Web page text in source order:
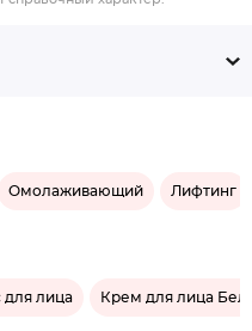
Омолаживающий Лифтинг
для лица Крем для лица